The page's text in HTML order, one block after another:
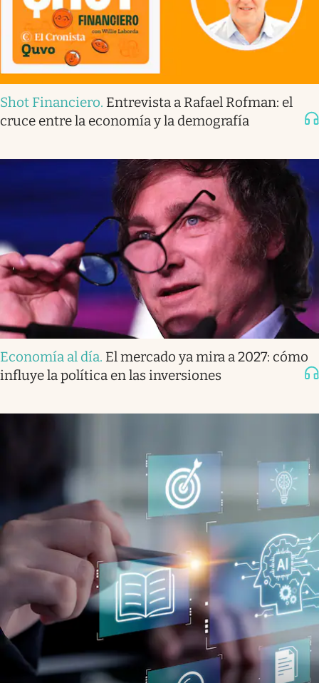
Shot Financiero. Entrevista a Rafael Rofman: el
cruce entre la economía y la demografía
Economía al día. El mercado ya mira a 2027: cómo
influye la política en las inversiones